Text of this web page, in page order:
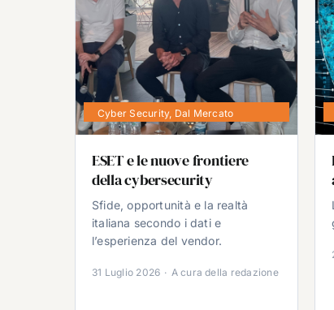
Cyber Security, Dal Mercato
ESET e le nuove frontiere
della cybersecurity
Sfide, opportunità e la realtà
italiana secondo i dati e
l’esperienza del vendor.
31 Luglio 2026 · A cura della redazione